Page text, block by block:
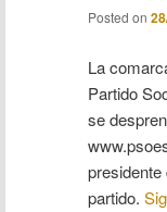
Posted on
La
Partido
se
partido.